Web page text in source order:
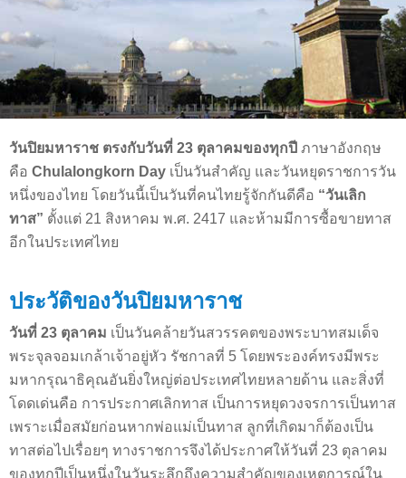
วันปิยมหาราช ตรงกับวันที่ 23 ตุลาคมของทุกปี ภาษาอังกฤษ
คือ Chulalongkorn Day เป็นวันสำคัญ และวันหยุดราชการวัน
หนึ่งของไทย โดยวันนี้เป็นวันที่คนไทยรู้จักกันดีคือ “วันเลิก
ทาส” ตั้งแต่ 21 สิงหาคม พ.ศ. 2417 และห้ามมีการซื้อขายทาส
อีกในประเทศไทย
ประวัติของวันปิยมหาราช
วันที่ 23 ตุลาคม เป็นวันคล้ายวันสวรรคตของพระบาทสมเด็จ
พระจุลจอมเกล้าเจ้าอยู่หัว รัชกาลที่ 5 โดยพระองค์ทรงมีพระ
มหากรุณาธิคุณอันยิ่งใหญ่ต่อประเทศไทยหลายด้าน และสิ่งที่
โดดเด่นคือ การประกาศเลิกทาส เป็นการหยุดวงจรการเป็นทาส
เพราะเมื่อสมัยก่อนหากพ่อแม่เป็นทาส ลูกที่เกิดมาก็ต้องเป็น
ทาสต่อไปเรื่อยๆ ทางราชการจึงได้ประกาศให้วันที่ 23 ตุลาคม
ของทุกปีเป็นหนึ่งในวันระลึกถึงความสำคัญของเหตุการณ์ใน